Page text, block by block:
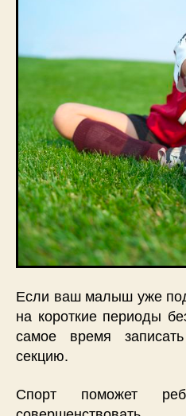
Если ваш малыш уже
на короткие периоды
самое время
секцию.
Спорт поможет